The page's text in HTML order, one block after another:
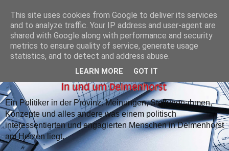
Ein Politiker in der Provinz. Meinungen, Stellungnahmen,
Konzepte und alles andere was einem politisch
interessentierten und engagierten Menschen in Delmenhorst
am Herzen liegt.
This site uses cookies from Google to deliver its services
and to analyze traffic. Your IP address and user-agent are
shared with Google along with performance and security
metrics to ensure quality of service, generate usage
statistics, and to detect and address abuse.
LEARN MORE GOT IT